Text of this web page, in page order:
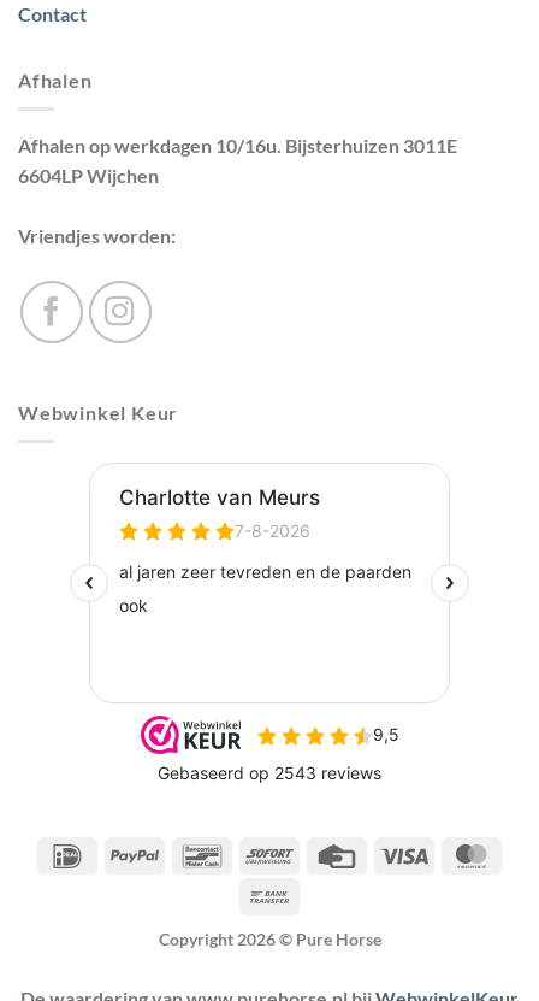
Contact
Afhalen
Afhalen op werkdagen 10/16u. Bijsterhuizen 3011E
6604LP Wijchen
Vriendjes worden:
Webwinkel Keur
IDeal PayPal BancontactSofort
Credit
Visa
Copyright 2026 © Pure Horse